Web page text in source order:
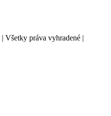
Všetky práva vyhradené |